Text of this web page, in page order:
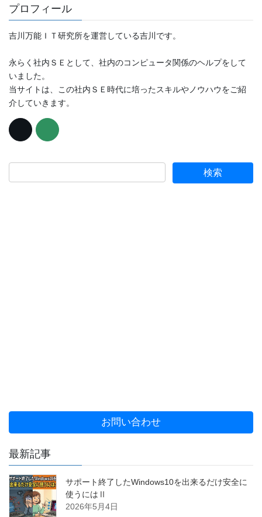
プロフィール
吉川万能ＩＴ研究所を運営している吉川です。
永らく社内ＳＥとして、社内のコンピュータ関係のヘルプをして
いました。
当サイトは、この社内ＳＥ時代に培ったスキルやノウハウをご紹
介していきます。
お問い合わせ
最新記事
サポート終了したWindows10を出来るだけ安全に
使うにはⅡ
2026年5月4日